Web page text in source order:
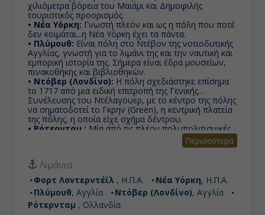
χιλιόμετρα βόρεια του Μαϊάμι και Δημοφιλής
τουριστικός προορισμός.
• Νέα Υόρκη:Γνωστή πλεόν και ως η πόλη που ποτέ
δεν κοιμάται...η Νέα Υόρκη έχει τα πάντα.
• Πλύμουθ: Eίναι πόλη στο Ντέβον της νοτιοδυτικής
Αγγλίας, γνωστή για το λιμάνι της και την ναυτική και
εμπορική ιστορία της. Σήμερα είναι έδρα μουσείων,
πινακοθήκης και βιβλιοθηκών.
• Ντόβερ (Λονδίνο): Η πόλη σχεδιάστηκε επίσημα
το 1717 από μια ειδική επιτροπή της Γενικής
Συνέλευσης του Ντέλαγουερ, με το κέντρο της πόλης
να σηματοδοτεί το Γκρην (Green), η κεντρική πλατεία
της πόλης, η οποία είχε σχήμα δέντρου.
• Ρότερνταμ : Μία από τις πλέον πολυπολιτισμικές
πόλεις, εκτός από το λιμάνι, είναι παγκοσμίως
γνωστό για το Πανεπιστήμιο Εράσμους και για την
υψηλού επιπέδου αρχιτεκτονική του. Διαθέτει το
μεγαλύτερο λιμάνι στην Ευρώπη, αφού λειτουργεί
ως πύλη εισόδου υπερατλαντικών-και όχι μόνον-
αγαθών στη συγκεκριμένη ήπειρο.
Περισσότερα
Λιμάνια:
Φορτ Λοvτερντέϊλ , Η.Π.Α. Νέα Υόρκη, Η.Π.Α.
Πλύμουθ, Αγγλία Ντόβερ (Λονδίνο), Αγγλία
Ρότερνταμ , Ολλανδία